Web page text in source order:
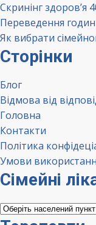
Скринінг здоров’я
Переведення
Як вибрати
Сторінки
Блог
Відмова від
Головна
Контакти
Політика
Умови
Сімейні
Сімейні